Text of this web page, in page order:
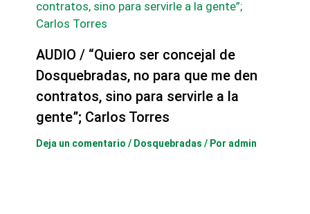
AUDIO / “Quiero ser concejal de
Dosquebradas, no para que me den
contratos, sino para servirle a la
gente”; Carlos Torres
Deja un comentario / Dosquebradas / Por admin